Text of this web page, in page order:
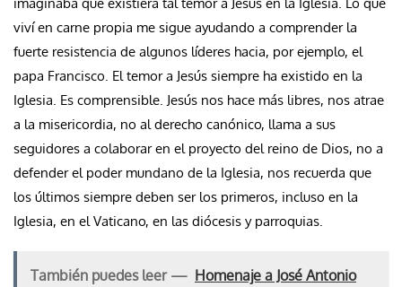
viví en carne propia me sigue ayudando a comprender la
fuerte resistencia de algunos líderes hacia, por ejemplo, el
papa Francisco. El temor a Jesús siempre ha existido en la
Iglesia. Es comprensible. Jesús nos hace más libres, nos atrae
a la misericordia, no al derecho canónico, llama a sus
seguidores a colaborar en el proyecto del reino de Dios, no a
defender el poder mundano de la Iglesia, nos recuerda que
los últimos siempre deben ser los primeros, incluso en la
Iglesia, en el Vaticano, en las diócesis y parroquias.
También puedes leer — Homenaje a José Antonio